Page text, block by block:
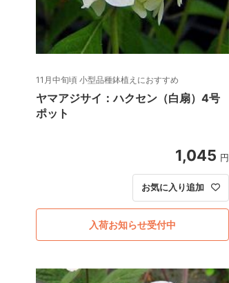
11月中旬頃 小型品種鉢植えにおすすめ
ヤマアジサイ：ハクセン（白扇）4号
ポット
1,045 円
お気に入り追加
入荷お知らせ受付中